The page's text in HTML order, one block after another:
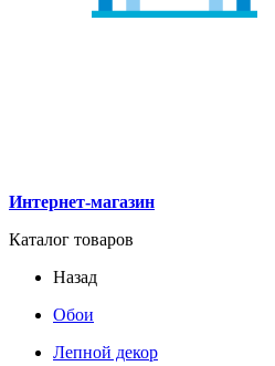
Интернет-магазин
Каталог товаров
Назад
Обои
Лепной декор